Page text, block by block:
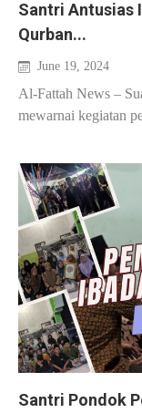
Santri Antusias
Qurban...
June 19, 2024
Al-Fattah News –
mewarnai kegiatan
Santri Pondok